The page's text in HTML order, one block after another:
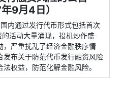
9月4日）
内通过发行代币形式包括首次
活动大量涌现，投机炒作盛
，严重扰乱了经济金融秩序情
发布关于防范代币发行融资风险
权益，防范化解金融风险。